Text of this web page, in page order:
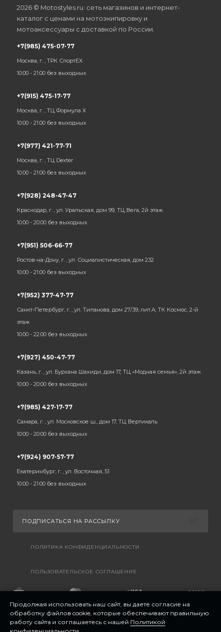
2026 © Motostyles.ru: сеть магазинов и интернет-
каталог с ценами на мотоэкипировку и
мотоаксессуары с доставкой по России.
+7(985) 475-07-77
Москва, г. , ТРК СпортЕХ
10:00 - 21:00 без выходных
+7(915) 475-17-77
Москва, г. , ТЦ Формула Х
10:00 - 21:00 без выходных
+7(977) 421-77-71
Москва, г. , ТЦ Dexter
10:00 - 21:00 без выходных
+7(928) 248-47-47
Краснодар, г. , ул. Уральская, дом 99, ТЦ Вега, 2й этаж
10:00 - 20:00 без выходных
+7(951) 506-66-77
Ростов-на-Дону, г. , ул. Социалистическая, дом 232
10:00 - 21:00 без выходных
+7(952) 377-47-77
Санкт-Петербург, г. , ул. Типанова, дом 27/39, лит.А, ТК Космос, 2-й
этаж
10:00 - 22:00 без выходных
+7(927) 450-47-77
Казань, г. , ул. Бурхана Шахиди, дом 17, ТЦ «Модная семья», 2й этаж
10:00 - 20:00 без выходных
+7(985) 427-17-77
Самара, г. , ул. Московское ш., дом 17, ТЦ Вертикаль
10:00 - 20:00 без выходных
+7(924) 907-57-77
Екатеринбург, г. , ул. Восточная, 51
10:00 - 21:00 без выходных
ПОДПИСАТЬСЯ НА РАССЫЛКУ
ПОЛИТИКА КОНФИДЕНЦИАЛЬНОСТИ
ПОЛЬЗОВАТЕЛЬСКОЕ СОГЛАШЕНИЕ
Продолжая использовать наш сайт, вы даете согласие на
обработку файлов cookie, которые обеспечивают правильную
работу сайта и соглашаетесь с нашей Политикой